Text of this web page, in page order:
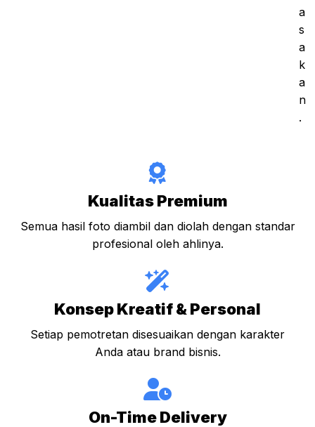
a
s
a
k
a
n
.
Kualitas Premium
Semua hasil foto diambil dan diolah dengan standar
profesional oleh ahlinya.
Konsep Kreatif & Personal
Setiap pemotretan disesuaikan dengan karakter
Anda atau brand bisnis.
On-Time Delivery